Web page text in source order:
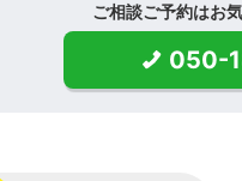
ご相談ご予約はお
050-